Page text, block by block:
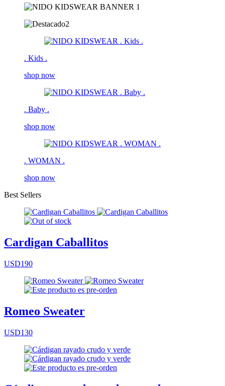
. Kids .
shop now
. Baby .
shop now
. WOMAN .
shop now
Best Sellers
Cardigan Caballitos
USD190
Romeo Sweater
USD130